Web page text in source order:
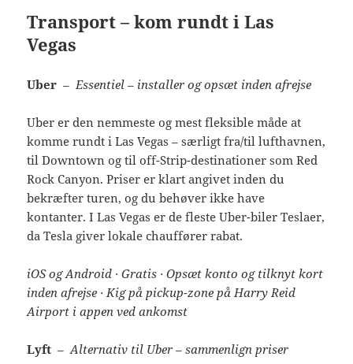
Transport – kom rundt i Las
Vegas
Uber – Essentiel – installer og opsæt inden afrejse
Uber er den nemmeste og mest fleksible måde at
komme rundt i Las Vegas – særligt fra/til lufthavnen,
til Downtown og til off-Strip-destinationer som Red
Rock Canyon. Priser er klart angivet inden du
bekræfter turen, og du behøver ikke have
kontanter. I Las Vegas er de fleste Uber-biler Teslaer,
da Tesla giver lokale chauffører rabat.
iOS og Android · Gratis · Opsæt konto og tilknyt kort
inden afrejse · Kig på pickup-zone på Harry Reid
Airport i appen ved ankomst
Lyft – Alternativ til Uber – sammenlign priser